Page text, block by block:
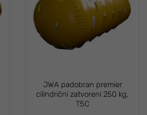
JWA padobran premier
cilindrični zatvoreni 250 kg,
T5C